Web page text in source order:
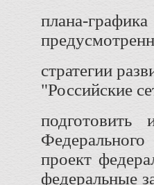
плана-
стратегии
"Российские
проект
федеральные